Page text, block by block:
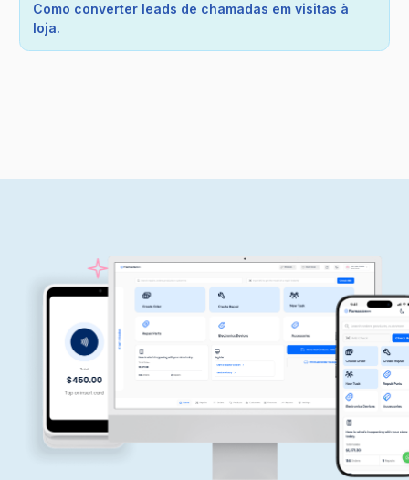
Como converter leads de chamadas em visitas à
loja.